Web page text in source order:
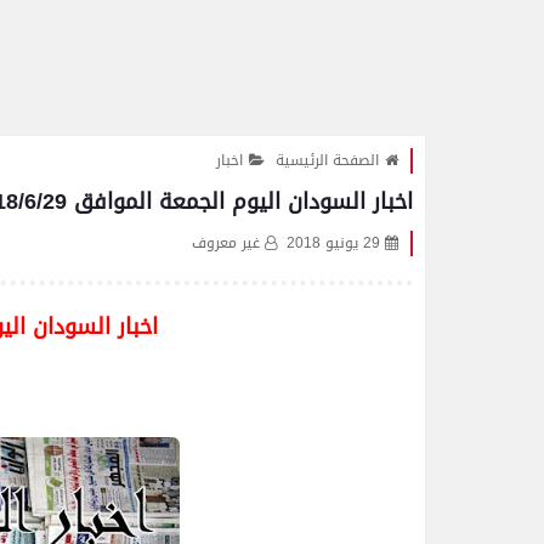
الصفحة الرئيسية اخبار
اخبار السودان اليوم الجمعة الموافق 2018/6/29
29 يونيو 2018 غير معروف
اخبار السودان